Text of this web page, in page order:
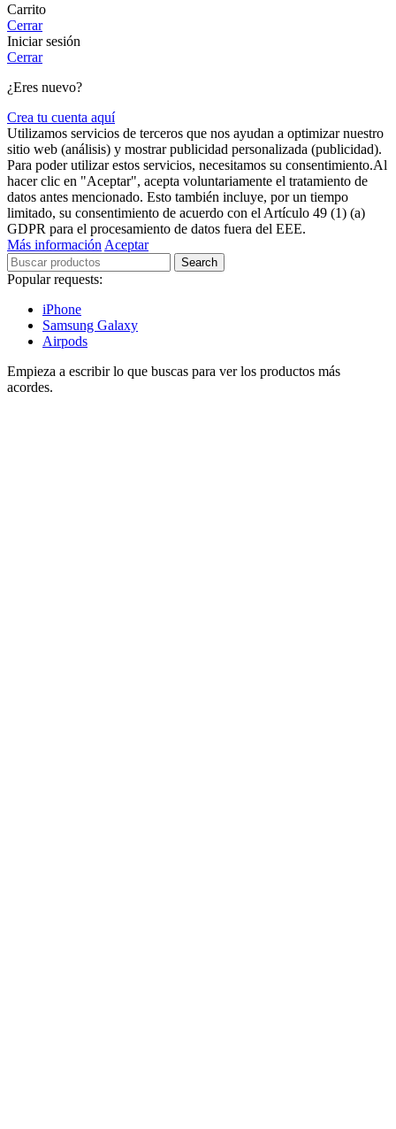
Carrito
Cerrar
Iniciar sesión
Cerrar
¿Eres nuevo?
Crea tu cuenta aquí
Utilizamos servicios de terceros que nos ayudan a optimizar nuestro
sitio web (análisis) y mostrar publicidad personalizada (publicidad).
Para poder utilizar estos servicios, necesitamos su consentimiento.Al
hacer clic en "Aceptar", acepta voluntariamente el tratamiento de
datos antes mencionado. Esto también incluye, por un tiempo
limitado, su consentimiento de acuerdo con el Artículo 49 (1) (a)
GDPR para el procesamiento de datos fuera del EEE.
Más información Aceptar
Search
Popular requests:
iPhone
Samsung Galaxy
Airpods
Empieza a escribir lo que buscas para ver los productos más
acordes.